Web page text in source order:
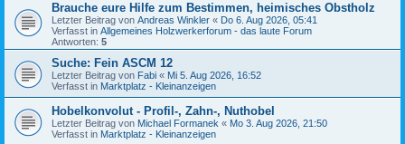
Brauche eure Hilfe zum Bestimmen, heimisches Obstholz
Letzter Beitrag von Andreas Winkler « Do 6. Aug 2026, 05:41
Verfasst in Allgemeines Holzwerkerforum - das laute Forum
Antworten: 5
Suche: Fein ASCM 12
Letzter Beitrag von Fabi « Mi 5. Aug 2026, 16:52
Verfasst in Marktplatz - Kleinanzeigen
Hobelkonvolut - Profil-, Zahn-, Nuthobel
Letzter Beitrag von Michael Formanek « Mo 3. Aug 2026, 21:50
Verfasst in Marktplatz - Kleinanzeigen